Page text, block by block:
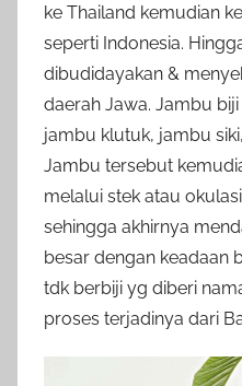
ke Thailand kemudian
seperti Indonesia.
dibudidayakan &
daerah Jawa. Jambu
jambu klutuk, jambu
Jambu tersebut
melalui stek atau
sehingga akhirnya
besar dengan keadaan
tdk berbiji yg diberi
proses terjadinya dari